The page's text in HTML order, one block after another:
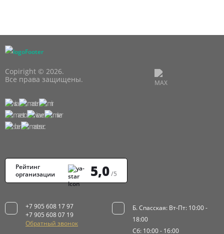
Copiright © 2026.
Все права защищены.
Рейтинг
организации
5,0/5
+7 905 608 17 97
+7 905 608 07 19
Обратный звонок
Б. Спасская: Вт-Пт: 10:00 -
18:00
Сб: 10:00 - 16:00